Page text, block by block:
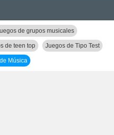
de grupos musicales
de teen top Juegos de Tipo Test
Música